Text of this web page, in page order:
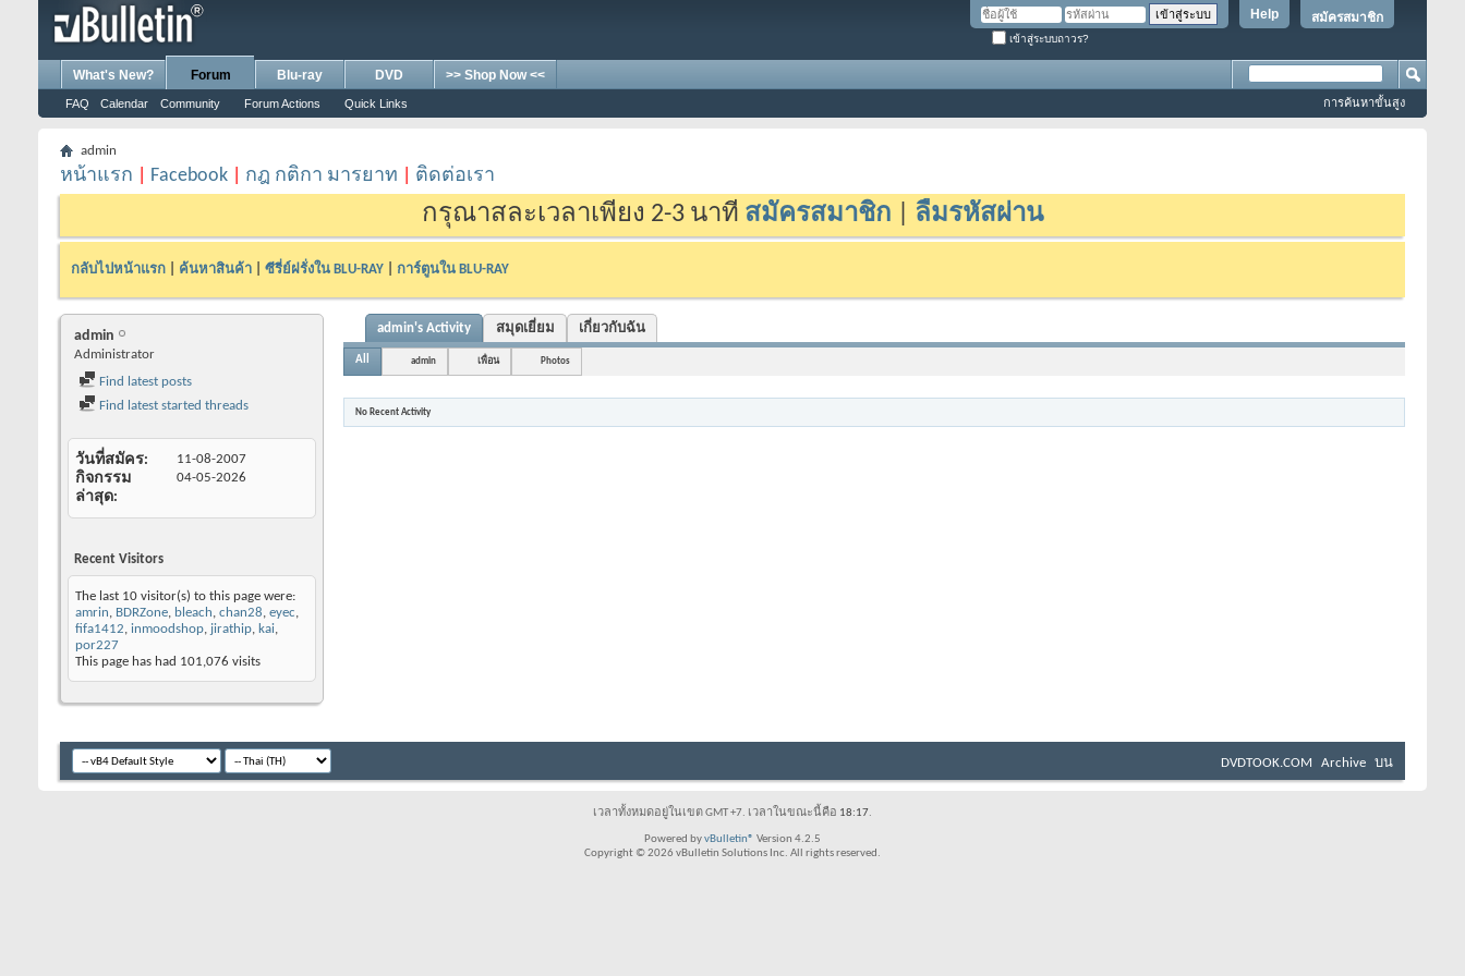
สมัครสมาชิก
Help
เข้าสู่ระบบถาวร?
What's New? Forum
FAQ Calendar Community Forum Actions Quick Links
Blu-ray DVD >> Shop Now <<
การค้นหาขั้นสูง
admin
หน้าแรก Facebook กฎ กติกา มารยาท ติดต่อเรา
กรุณาสละเวลาเพียง 2-3 นาที สมัครสมาชิก ลืมรหัสผ่าน
กลับไปหน้าแรก ค้นหาสินค้า ซีรี่ย์ฝรั่งใน BLU-RAY การ์ตูนใน BLU-RAY
admin
Administrator
Find latest posts
Find latest started threads
วันที่สมัคร 11-08-2007
กิจกรรม
ล่าสุด
04-05-2026
Recent Visitors
The last 10 visitor(s) to this page were:
amrin, BDRZone, bleach, chan28, eyec,
fifa1412, inmoodshop, jirathip, kai,
por227
This page has had 101,076 visits
admin's Activity สมุดเยี่ยม เกี่ยวกับฉัน
All admin เพื่อน Photos
No Recent Activity
DVDTOOK.COM Archive บน
เวลาทั้งหมดอยู่ในเขต GMT +7. เวลาในขณะนี้คือ 18:17.
Powered byvBulletin® Version 4.2.5
Copyright © 2026 vBulletin Solutions Inc. All rights reserved.